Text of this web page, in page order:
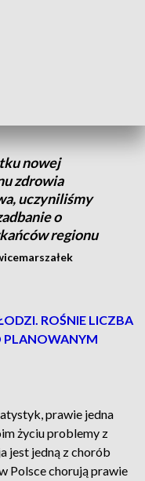
nowej
zdrowia
uczyniliśmy
o
regionu
ROŚNIE LICZBA
PLANOWANYM
prawie jedna
życiu problemy z
jest jedną z chorób
Polsce chorują prawie